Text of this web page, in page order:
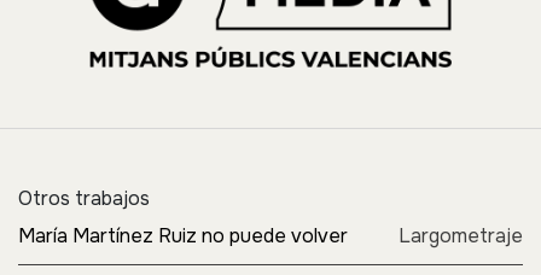
Otros trabajos
María Martínez Ruiz no puede volver
Largometraje